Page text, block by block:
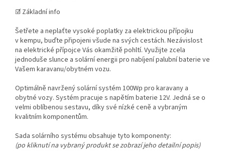
☑ Základní info
Šetřete a neplaťte vysoké poplatky za elektrickou přípojku
v kempu, buďte připojeni všude na svých cestách. Nezávislost
na elektrické přípojce Vás okamžitě pohltí. Využijte zcela
jednoduše slunce a solární energii pro nabíjení palubní baterie ve
Vašem karavanu/obytném vozu.
Optimálně navržený solární systém 100Wp pro karavany a
obytné vozy. Systém pracuje s napětím baterie 12V. Jedná se o
velmi oblíbenou sestavu, díky své nízké ceně a vybraným
kvalitním komponentům.
Sada solárního systému obsahuje tyto komponenty:
(po kliknutí na vybraný produkt se zobrazí jeho detailní popis)